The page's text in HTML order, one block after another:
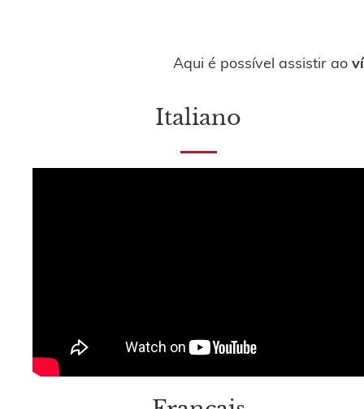
Aqui é possível assistir ao
Italiano